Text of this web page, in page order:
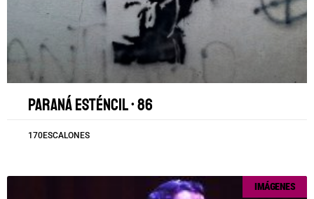
Paraná esténcil • 86
170ESCALONES
IMÁGENES